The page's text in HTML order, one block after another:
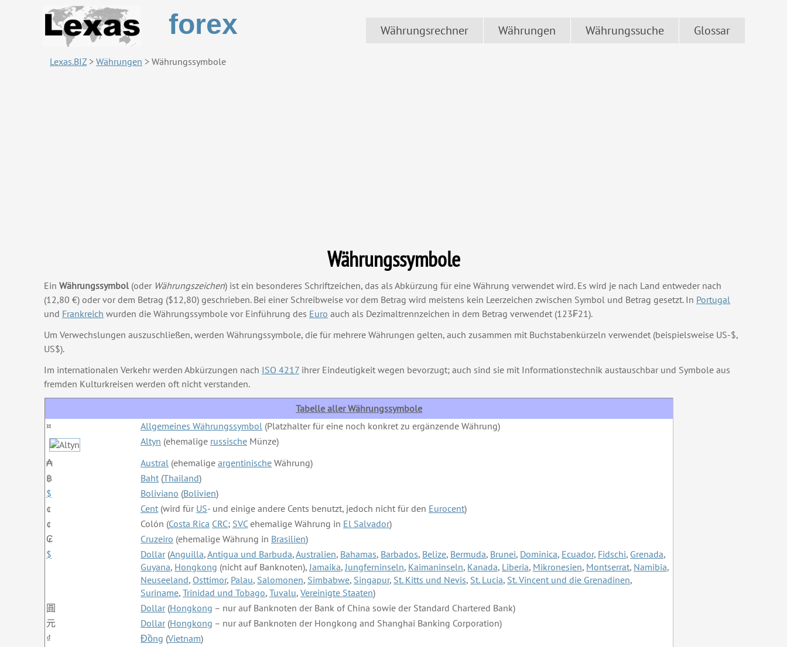
forex Währungsrechner Währungen Währungssuche Glossar
Lexas.BIZ > Währungen > Währungssymbole
Währungssymbole
Ein Währungssymbol (oder Währungszeichen) ist ein besonderes Schriftzeichen, das als Abkürzung für eine Währung verwendet wird. Es wird je nach Land entweder nach
(12,80 €) oder vor dem Betrag ($12,80) geschrieben. Bei einer Schreibweise vor dem Betrag wird meistens kein Leerzeichen zwischen Symbol und Betrag gesetzt. In Portugal
und Frankreich wurden die Währungssymbole vor Einführung des Euro auch als Dezimaltrennzeichen in dem Betrag verwendet (123₣21).
Um Verwechslungen auszuschließen, werden Währungssymbole, die für mehrere Währungen gelten, auch zusammen mit Buchstabenkürzeln verwendet (beispielsweise US-$,
US$).
Im internationalen Verkehr werden Abkürzungen nach ISO 4217 ihrer Eindeutigkeit wegen bevorzugt; auch sind sie mit Informationstechnik austauschbar und Symbole aus
fremden Kulturkreisen werden oft nicht verstanden.
Tabelle aller Währungssymbole
¤
Allgemeines Währungssymbol (Platzhalter für eine noch konkret zu ergänzende Währung)
Altyn (ehemalige russische Münze)
₳
Austral (ehemalige argentinische Währung)
฿
Baht (Thailand)
$
Boliviano (Bolivien)
¢
Cent (wird für US- und einige andere Cents benutzt, jedoch nicht für den Eurocent)
¢
Colón (Costa Rica CRC; SVCehemalige Währung in El Salvador)
₢
Cruzeiro (ehemalige Währung in Brasilien)
$
Dollar(Anguilla,Antigua und Barbuda,Australien, Bahamas, Barbados, Belize, Bermuda, Brunei, Dominica, Ecuador, Fidschi, Grenada,
Guyana, Hongkong (nicht auf Banknoten),Jamaika,Jungferninseln, Kaimaninseln, Kanada, Liberia, Mikronesien, Montserrat, Namibia,
Neuseeland, Osttimor, Palau, Salomonen, Simbabwe, Singapur, St. Kitts und Nevis, St. Lucia, St. Vincent und die Grenadinen,
Suriname, Trinidad und Tobago, Tuvalu, Vereinigte Staaten)
圓
Dollar(Hongkong – nur auf Banknoten der Bank of China sowie der Standard Chartered Bank)
元
Dollar(Hongkong – nur auf Banknoten der Hongkong and Shanghai Banking Corporation)
₫
Đồng (Vietnam)